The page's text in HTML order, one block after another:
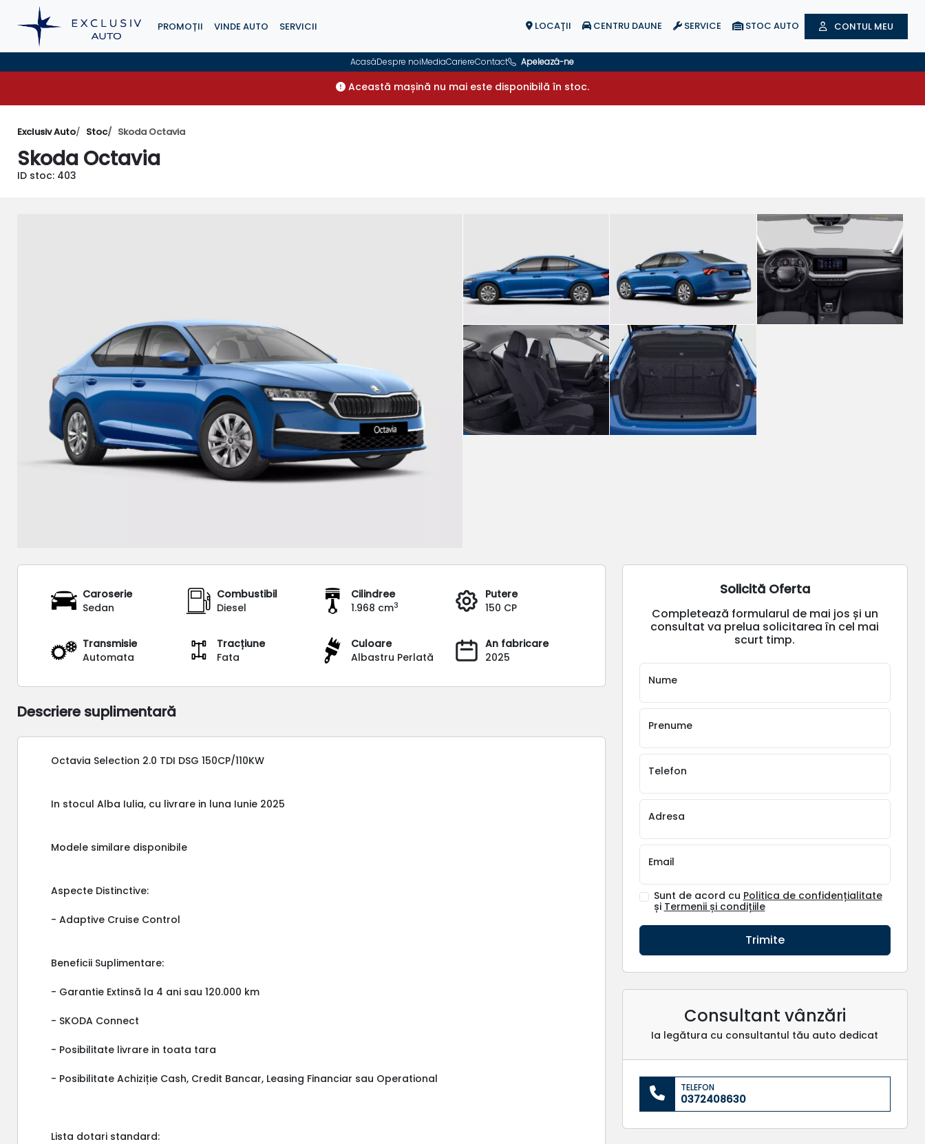
PROMOȚII VINDE AUTO SERVICII LOCAŢII CENTRU DAUNE SERVICE STOC AUTO CONTUL MEU
AcasăDespre noiMediaCariereContact Apelează-ne
Această mașină nu mai este disponibilă în stoc.
Exclusiv Auto Stoc Skoda Octavia
Skoda Octavia
ID stoc: 403
Caroserie
Sedan
Combustibil
Diesel
Cilindree
1.968 cm3
Putere
150 CP
Transmisie
Automata
Tracțiune
Fata
Culoare
Albastru Perlată
An fabricare
2025
Descriere suplimentară
Octavia Selection 2.0 TDI DSG 150CP/110KW
In stocul Alba Iulia, cu livrare in luna Iunie 2025
Modele similare disponibile
Aspecte Distinctive:
- Adaptive Cruise Control
Beneficii Suplimentare:
- Garantie Extinsă la 4 ani sau 120.000 km
- SKODA Connect
- Posibilitate livrare in toata tara
- Posibilitate Achiziție Cash, Credit Bancar, Leasing Financiar sau Operational
Lista dotari standard:
Solicită Oferta
Completează formularul de mai jos și un
consultat va prelua solicitarea în cel mai
scurt timp.
Nume
Prenume
Telefon
Adresa
Email
Sunt de acord cu Politica de confidențialitate
și Termenii și condițiile
Trimite
Consultant vânzări
Ia legătura cu consultantul tău auto dedicat
TELEFON
0372408630